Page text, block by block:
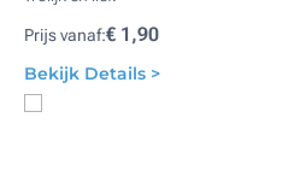
Prijs vanaf:€ 1,90
Bekijk Details >